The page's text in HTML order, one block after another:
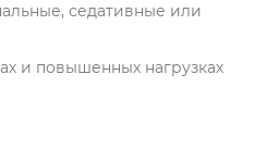
седативные или
и повышенных нагрузках